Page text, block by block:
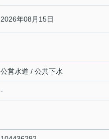
2026年08月15日
公営水道 / 公共下水
-